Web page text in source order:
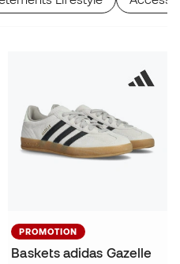
PROMOTION
Baskets adidas Gazelle